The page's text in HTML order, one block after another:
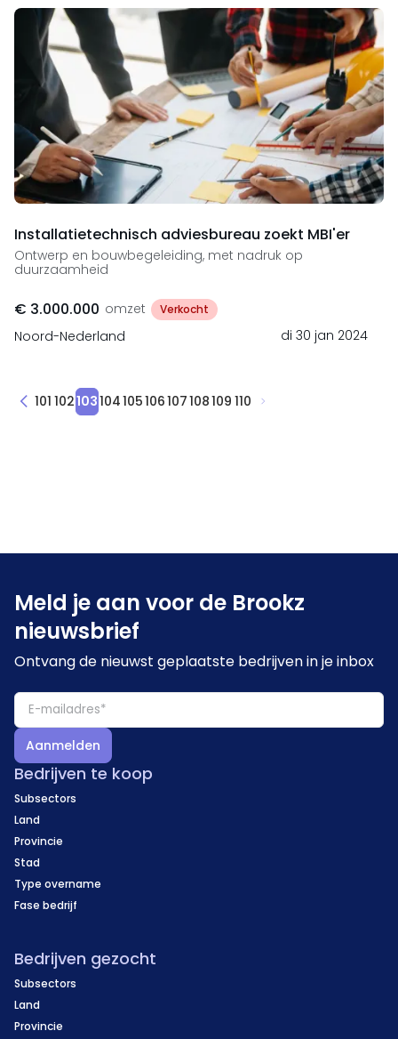
Installatietechnisch adviesbureau zoekt MBI'er
Ontwerp en bouwbegeleiding, met nadruk op
duurzaamheid
€ 3.000.000 omzet Verkocht
Noord-Nederland di 30 jan 2024
101 102103104105106107108109 110
Meld je aan voor de Brookz
nieuwsbrief
Ontvang de nieuwst geplaatste bedrijven in je inbox
Aanmelden
Bedrijven te koop
Subsectors
Land
Provincie
Stad
Type overname
Fase bedrijf
Bedrijven gezocht
Subsectors
Land
Provincie